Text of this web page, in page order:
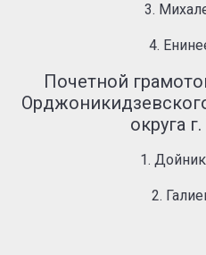
3.
4.
Почетной
округа
1.
2.